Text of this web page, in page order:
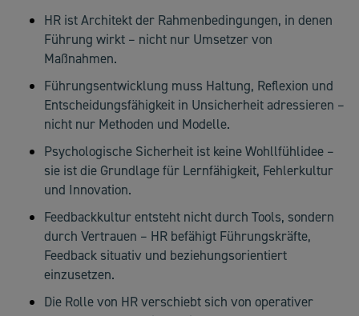
HR ist Architekt der Rahmenbedingungen, in denen
Führung wirkt – nicht nur Umsetzer von
Maßnahmen.
Führungsentwicklung muss Haltung, Reflexion und
Entscheidungsfähigkeit in Unsicherheit adressieren –
nicht nur Methoden und Modelle.
Psychologische Sicherheit ist keine Wohllfühlidee –
sie ist die Grundlage für Lernfähigkeit, Fehlerkultur
und Innovation.
Feedbackkultur entsteht nicht durch Tools, sondern
durch Vertrauen – HR befähigt Führungskräfte,
Feedback situativ und beziehungsorientiert
einzusetzen.
Die Rolle von HR verschiebt sich von operativer